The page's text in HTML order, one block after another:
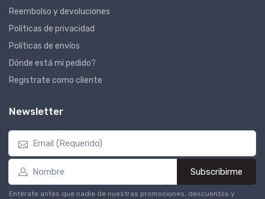
Reembolso y devoluciones
Políticas de privacidad
Políticas de envíos
Dónde está mi pedido?
Registrate como cliente
Newsletter
Subscribirme
Enterate antes que nadie de nuestras promociones, descuentos y